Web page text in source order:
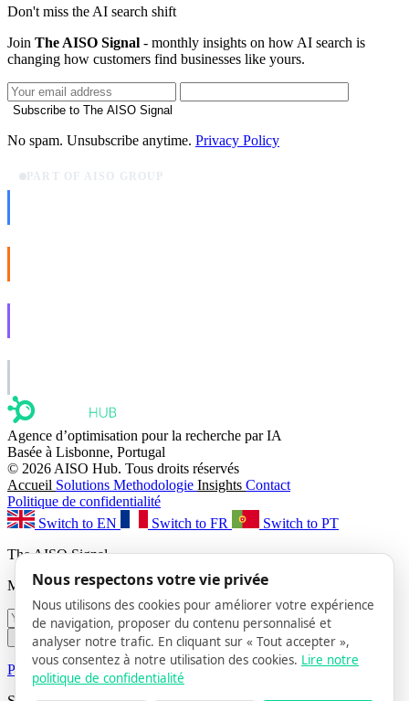
Don't miss the AI search shift
Join The AISO Signal - monthly insights on how AI search is
changing how customers find businesses like yours.
Subscribe to The AISO Signal
No spam. Unsubscribe anytime. Privacy Policy
PART OF AISO GROUP
Agence d’optimisation pour la recherche par IA
Basée à Lisbonne, Portugal
© 2026 AISO Hub. Tous droits réservés
Accueil Solutions Methodologie Insights Contact
Politique de confidentialité
Switch to EN
Switch to FR
Switch to PT
The AISO Signal
Monthly AI search insights. No spam.
Subscribe
Privacy Policy· Unsubscribe anytime
Nous respectons votre vie privée
Nous utilisons des cookies pour améliorer votre expérience
de navigation, proposer du contenu personnalisé et
analyser notre trafic. En cliquant sur « Tout accepter »,
vous consentez à notre utilisation des cookies. Lire notre
politique de confidentialité